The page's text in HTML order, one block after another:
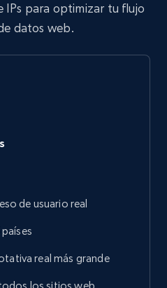
IPs para optimizar tu flujo
datos web.
de usuario real
real más grande